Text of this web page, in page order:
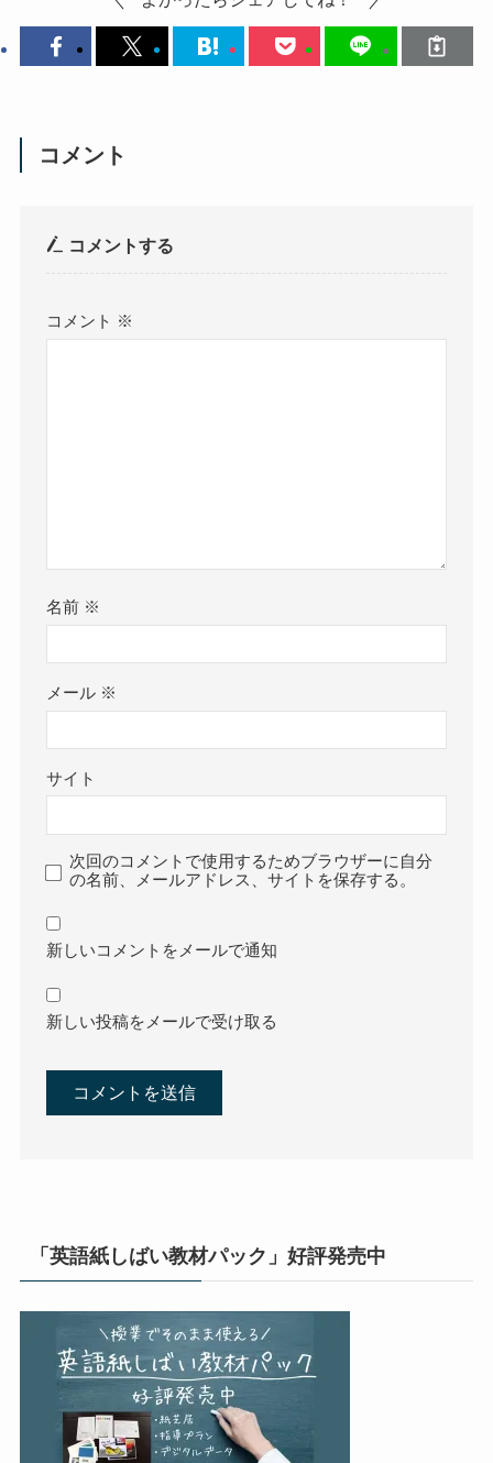
コメント
コメントする
コメント ※
名前 ※
メール ※
サイト
次回のコメントで使用するためブラウザーに自分
の名前、メールアドレス、サイトを保存する。
新しいコメントをメールで通知
新しい投稿をメールで受け取る
「英語紙しばい教材パック」好評発売中